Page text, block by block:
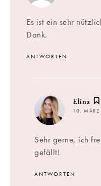
Es ist ein sehr
Dank.
ANTWORTEN
Elina
10.
Sehr gerne, ich
gefällt!
ANTWORTEN